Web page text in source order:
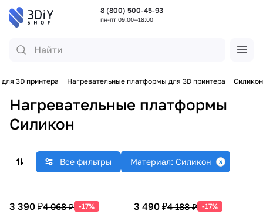
8 (800) 500-45-93
пн-пт 09:00—18:00
3D принтера Нагревательные платформы для 3D принтера Силикон
Нагревательные платформы
Силикон
Все фильтры Материал: Силикон
3 390 ₽4 068 ₽ -17% 3 490 ₽4 188 ₽ -17%